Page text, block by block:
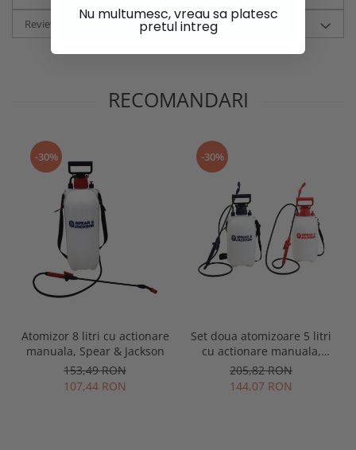
Review-uri
RECOMANDARI
-30%
Atomizor 8 litri cu actionare
manuala, Spear & Jackson
153,49 RON
107,44 RON
-30%
Set doua atomizoare 5 litri
cu actionare manuala,
Spear & Jackson
205,82 RON
144,07 RON
Nu multumesc, vreau sa platesc
pretul intreg